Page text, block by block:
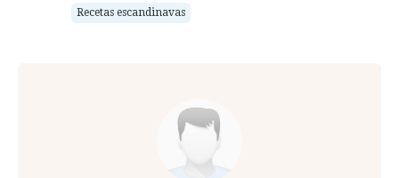
Recetas escandinavas